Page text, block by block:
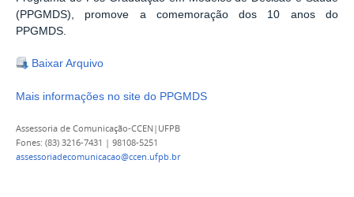
(PPGMDS), promove a comemoração dos 10 anos do
PPGMDS
Baixar Arquivo
Mais informações no site do PPGMDS
Assessoria de Comunicação-CCEN|UFPB
Fones: (83) 3216-7431 | 98108-5251
assessoriadecomunicacao@ccen.ufpb.br